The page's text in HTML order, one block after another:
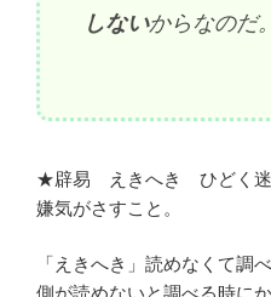
しないからなのだ。
★辟易 えきへき ひどく迷
嫌気がさすこと。
「えきへき」読めなくて